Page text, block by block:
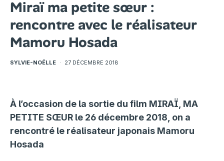
Miraï ma petite sœur :
rencontre avec le réalisateur
Mamoru Hosada
SYLVIE-NOËLLE · 27 DÉCEMBRE 2018
À l’occasion de la sortie du film MIRAÏ, MA
PETITE SŒUR le 26 décembre 2018, on a
rencontré le réalisateur japonais Mamoru
Hosada